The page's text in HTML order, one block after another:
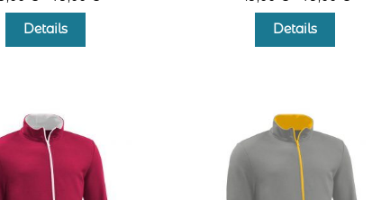
Details
Die
Optionen
können
auf
Details
Die
auf